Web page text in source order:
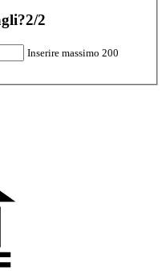
2/2
Inserire massimo 200